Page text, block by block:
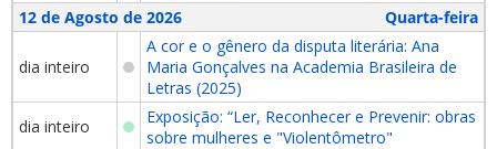
12 de Agosto de 2026
Quarta-feira
dia inteiro
A cor e o gênero da disputa literária: Ana
Maria Gonçalves na Academia Brasileira de
Letras (2025)
dia inteiro
Exposição: “Ler, Reconhecer e Prevenir: obras
sobre mulheres e "Violentômetro"